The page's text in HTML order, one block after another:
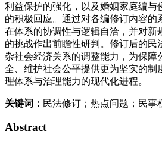
利益保护的强化，以及婚姻家庭编与
的积极回应。通过对各编修订内容的
在体系的协调性与逻辑自洽，并对新
的挑战作出前瞻性研判。修订后的民
杂社会经济关系的调整能力，为保障
全、维护社会公平提供更为坚实的制
理体系与治理能力的现代化进程。
关键词： 民法修订；热点问题；民事
Abstract